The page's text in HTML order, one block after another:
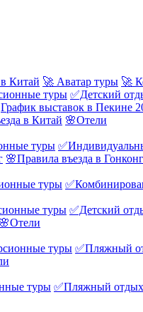
Китай 🚀 Аватар туры 🚀
туры ✅Детский
График выставок в Пекине
в Китай 🌸Отели
туры
🌸Правила въезда в Гонконг
туры
туры ✅Детский
🌸Отели
туры ✅Пляжный
туры ✅Пляжный отдых